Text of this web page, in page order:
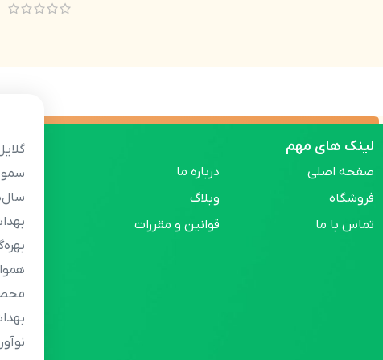
لینک های مهم
صفحه اصلی
فروشگاه
تماس با ما
درباره ما
وبلاگ
قوانین و مقررات